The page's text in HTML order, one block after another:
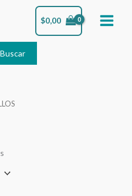
$0,00
Buscar